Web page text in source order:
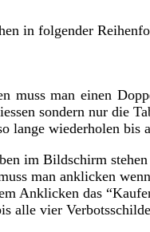
in folgender
muss man einen
sondern nur die
lange wiederholen bis
im Bildschirm
man anklicken
Anklicken das
alle vier